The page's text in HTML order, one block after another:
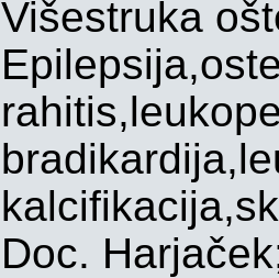
Višestruka
Doc.